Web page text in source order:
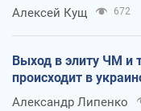
Алексей Кущ 672
Выход в элиту ЧМ и
происходит в
Александр Липенко